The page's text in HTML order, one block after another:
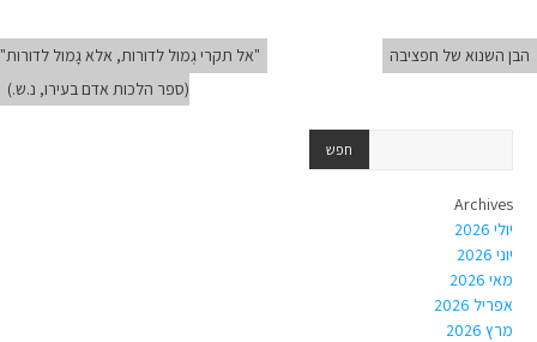
הבן השנוא של חפציבה
"אל תקרי גְמול לדורות, אלא גָמול לדורות"
(ספר הלכות אדם בעירו, נ.ש.)
Archives
יולי 2026
יוני 2026
מאי 2026
אפריל 2026
מרץ 2026